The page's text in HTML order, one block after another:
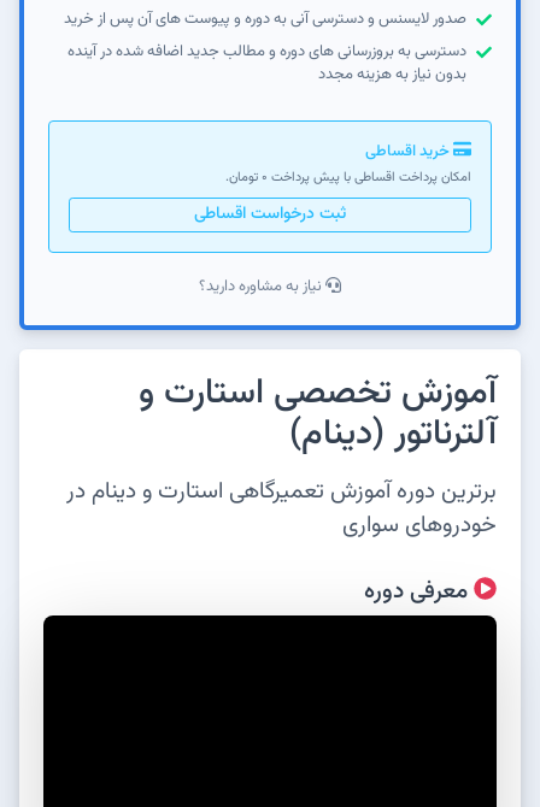
آموزش تخصصی استارت و
آلترناتور (دینام)
برترین دوره آموزش تعمیرگاهی استارت و دینام در
خودروهای سواری
معرفی دوره
صدور لایسنس و دسترسی آنی به دوره و پیوست های آن پس از خرید
دسترسی به بروزرسانی های دوره و مطالب جدید اضافه شده در آینده
بدون نیاز به هزینه مجدد
خرید اقساطی
امکان پرداخت اقساطی با پیش پرداخت 0 تومان.
ثبت درخواست اقساطی
نیاز به مشاوره دارید؟